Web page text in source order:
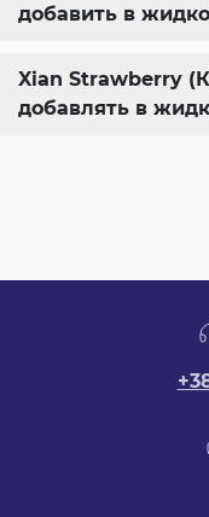
добавить в
Xian Strawberry
добавлять в